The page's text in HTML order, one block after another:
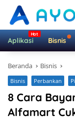
Langsung
konten
Aplikasi Bisnis
Beranda Bisnis
Bisnis Perbankan
8 Cara
Alfamart